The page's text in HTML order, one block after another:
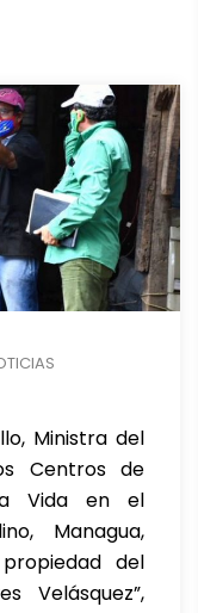
Ministra del
Centros de
Vida en el
Managua,
propiedad del
Velásquez”,